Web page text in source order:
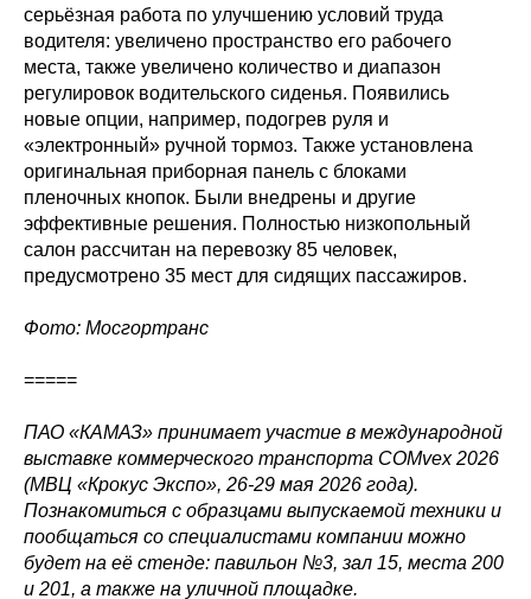
серьёзная работа по улучшению условий труда
водителя: увеличено пространство его рабочего
места, также увеличено количество и диапазон
регулировок водительского сиденья. Появились
новые опции, например, подогрев руля и
«электронный» ручной тормоз. Также установлена
оригинальная приборная панель с блоками
пленочных кнопок. Были внедрены и другие
эффективные решения. Полностью низкопольный
салон рассчитан на перевозку 85 человек,
предусмотрено 35 мест для сидящих пассажиров.
Фото: Мосгортранс
=====
ПАО «КАМАЗ» принимает участие в международной
выставке коммерческого транспорта COMvex 2026
(МВЦ «Крокус Экспо», 26-29 мая 2026 года).
Познакомиться с образцами выпускаемой техники и
пообщаться со специалистами компании можно
будет на её стенде: павильон №3, зал 15, места 200
и 201, а также на уличной площадке.